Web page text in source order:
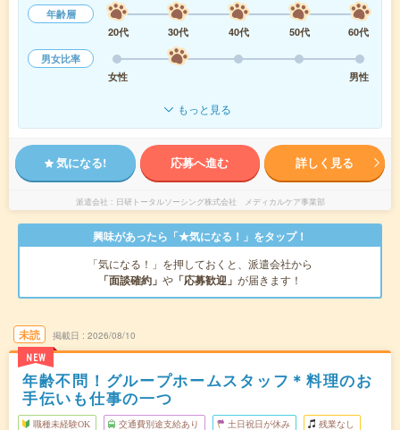
年齢層
20代
30代 40代 50代
60代
男女比率
女性
男性
もっと見る
気になる! 応募へ進む 詳しく見る
派遣会社 日研トータルソーシング株式会社 メディカルケア事業部
興味があったら「★気になる！」をタップ！
「気になる！」を押しておくと、派遣会社から
「面談確約」 や 「応募歓迎」 が届きます！
未読
NEW
掲載日 2026/08/10
年齢不問！グループホームスタッフ＊料理のお
手伝いも仕事の一つ
職種未経験OK 交通費別途支給あり 土日祝日が休み 残業なし